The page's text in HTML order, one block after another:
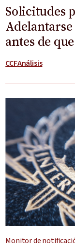
Solicitudes
antes de
CCFAnálisis
Monitor de